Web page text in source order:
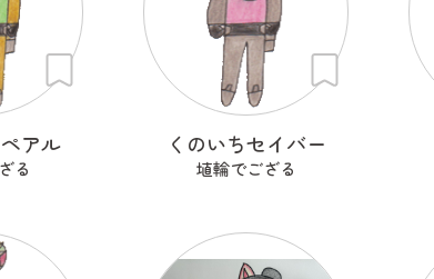
アル
る
くのいちセイバー
埴輪でござる